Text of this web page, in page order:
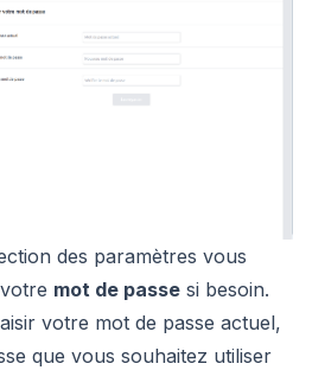
des paramètres vous
mot de passe si besoin.
votre mot de passe actuel,
que vous souhaitez utiliser